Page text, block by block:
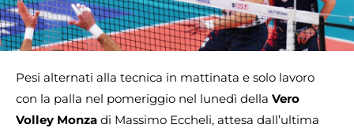
Pesi alternati alla tecnica in mattinata e solo lavoro
con la palla nel pomeriggio nel lunedì della Vero
Volley Monza di Massimo Eccheli, attesa dall’ultima